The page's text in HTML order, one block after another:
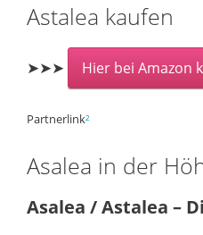
Astalea kaufen
➤➤➤ Hier bei Amazon
Partnerlink²
Asalea in der
Asalea / Astalea –